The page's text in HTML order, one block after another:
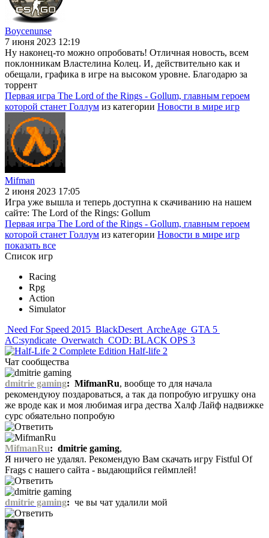
Boycenunse
7 июня 2023 12:19
Ну наконец-то можно опробовать! Отличная новость, всем
поклонникам Властелина Колец. И, действительно как и
обещали, графика в игре на высоком уровне. Благодарю за
торрент
Первая игра The Lord of the Rings - Gollum, главным героем
которой станет Голлум из категории Новости в мире игр
Mifman
2 июня 2023 17:05
Игра уже вышла и теперь доступна к скачиванию на нашем
сайте: The Lord of the Rings: Gollum
Первая игра The Lord of the Rings - Gollum, главным героем
которой станет Голлум из категории Новости в мире игр
показать все
Список игр
Racing
Rpg
Action
Simulator
Need For Speed 2015 BlackDesert ArcheAge GTA 5
AC:syndicate Overwatch COD: BLACK OPS 3
Half-life 2
Чат сообщества
dmitrie gaming: MifmanRu, вообще то для начала
рекомендуюу поздароваться, а так да попробую игрушку она
же вроде как и моя любимая игра дества Халф Лайф надвижке
сурс обяательно попробую
MifmanRu: dmitrie gaming,
Я ничего не удалял. Рекомендую Вам скачать игру Fistful Of
Frags с нашего сайта - выдающийся геймплей!
dmitrie gaming: че вы чат удалили мой